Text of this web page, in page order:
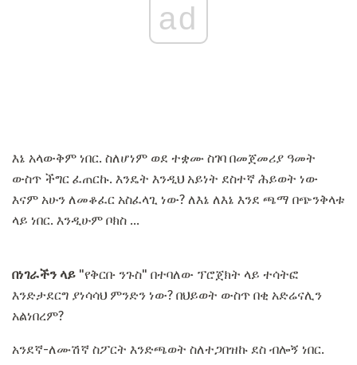
ad
እኔ አላውቅም ነበር. ስለሆነም ወደ ተቋሙ ስገባ በመጀመሪያ ዓመት
ውስጥ ችግር ፈጠርኩ. እንዴት እንዲህ አይነት ደስተኛ ሕይወት ነው
እናም አሁን ለመቆፈር አስፈላጊ ነው? ለእኔ ለእኔ እንደ ጫማ በጭንቅላቱ
ላይ ነበር. እንዲሁም ቦክስ ...
በነገራችን ላይ "የቅርቡ ንጉስ" በተባለው ፕሮጀክት ላይ ተሳትፎ
እንድታደርግ ያነሳሳህ ምንድን ነው? በህይወት ውስጥ በቂ አድሬናሊን
አልነበረም?
አንደኛ-ለሙሽኛ ስፖርት እንድጫወት ስለተጋበዝኩ ደስ ብሎኝ ነበር.